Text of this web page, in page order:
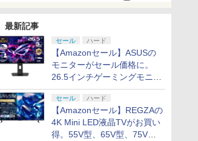
最新記事
セール ハード
【Amazonセール】ASUSの
モニターがセール価格に。
26.5インチゲーミングモニタ
ー「ROG Strix OLED
XG27ACDMS」限定モデルも
お買い得
セール ハード
【Amazonセール】REGZAの
4K Mini LED液晶TVがお買い
得。55V型、65V型、75V型